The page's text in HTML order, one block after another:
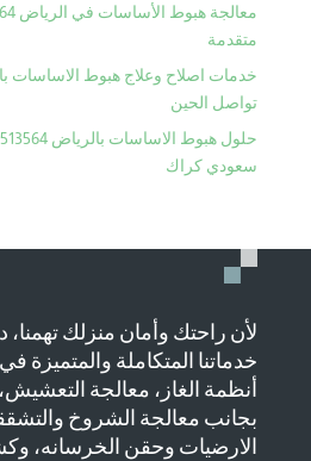
متقدمة
تواصل الحين
سعودي كراك
لأن راحتك وأمان منزلك تهمنا،
خدماتنا المتكاملة والمتميزة
أنظمة الغاز، معالجة
بجانب معالجة الشروخ
الارضيات وحقن الخرسانه،